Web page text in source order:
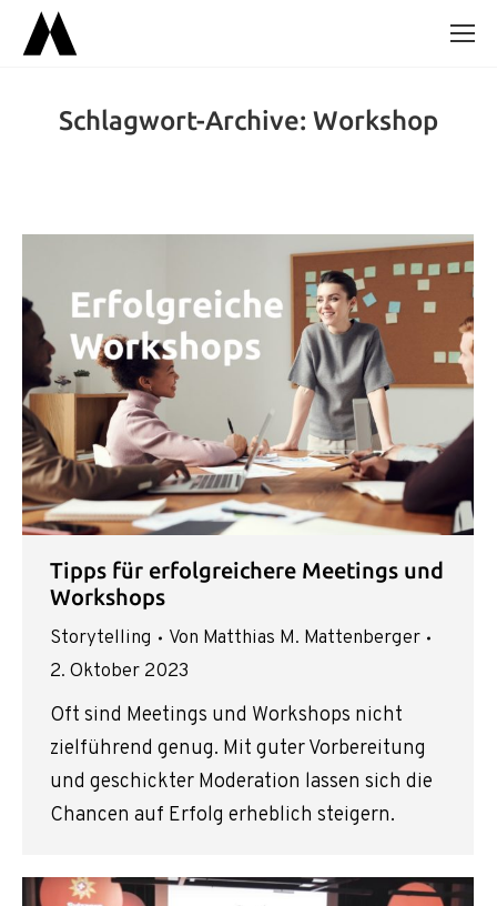
Schlagwort-Archive: Workshop
Tipps für erfolgreichere Meetings und
Workshops
Storytelling Von Matthias M. Mattenberger
2. Oktober 2023
Oft sind Meetings und Workshops nicht
zielführend genug. Mit guter Vorbereitung
und geschickter Moderation lassen sich die
Chancen auf Erfolg erheblich steigern.